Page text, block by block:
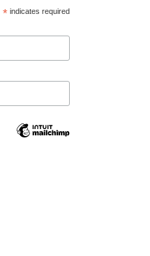
* indicates required